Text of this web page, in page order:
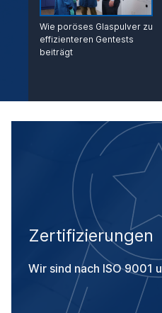
Wie poröses Glaspulver zu
effizienteren Gentests
beiträgt
Zertifizierungen
Wir sind nach ISO